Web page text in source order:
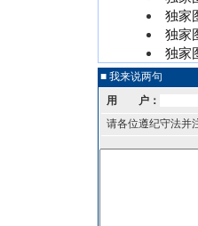
独家
独家
独家
■ 我来说两句
用 户：
请各位遵纪守法并